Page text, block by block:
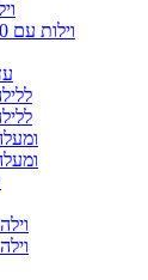
וילות עם 10 חדרים ומעלה
עד
3000-4000 ₪
4000-5000 ₪
5000 ₪
8000 ₪